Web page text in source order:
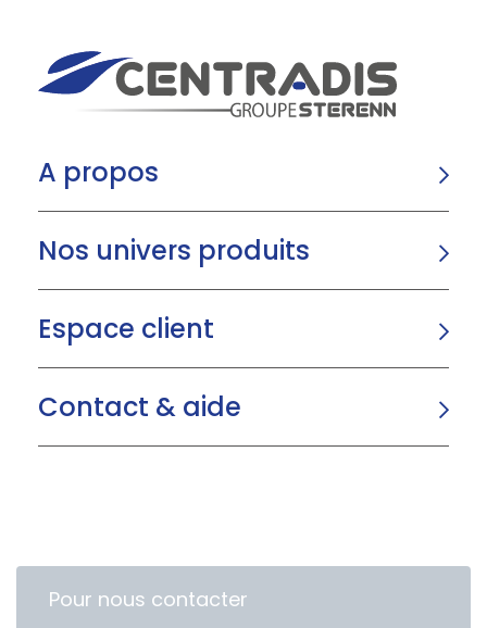
A propos
Nos univers produits
Espace client
Contact & aide
Pour nous contacter